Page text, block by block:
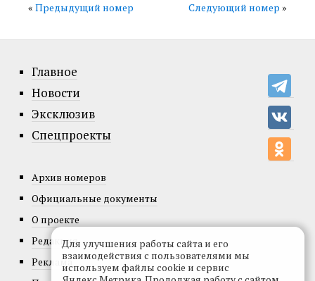
Следующий номер »
« Предыдущий номер
Главное
Новости
Эксклюзив
Спецпроекты
Архив номеров
Официальные документы
О проекте
Редакция
Реклама
Для улучшения работы сайта и его
взаимодействия с пользователями мы
используем файлы cookie и сервис